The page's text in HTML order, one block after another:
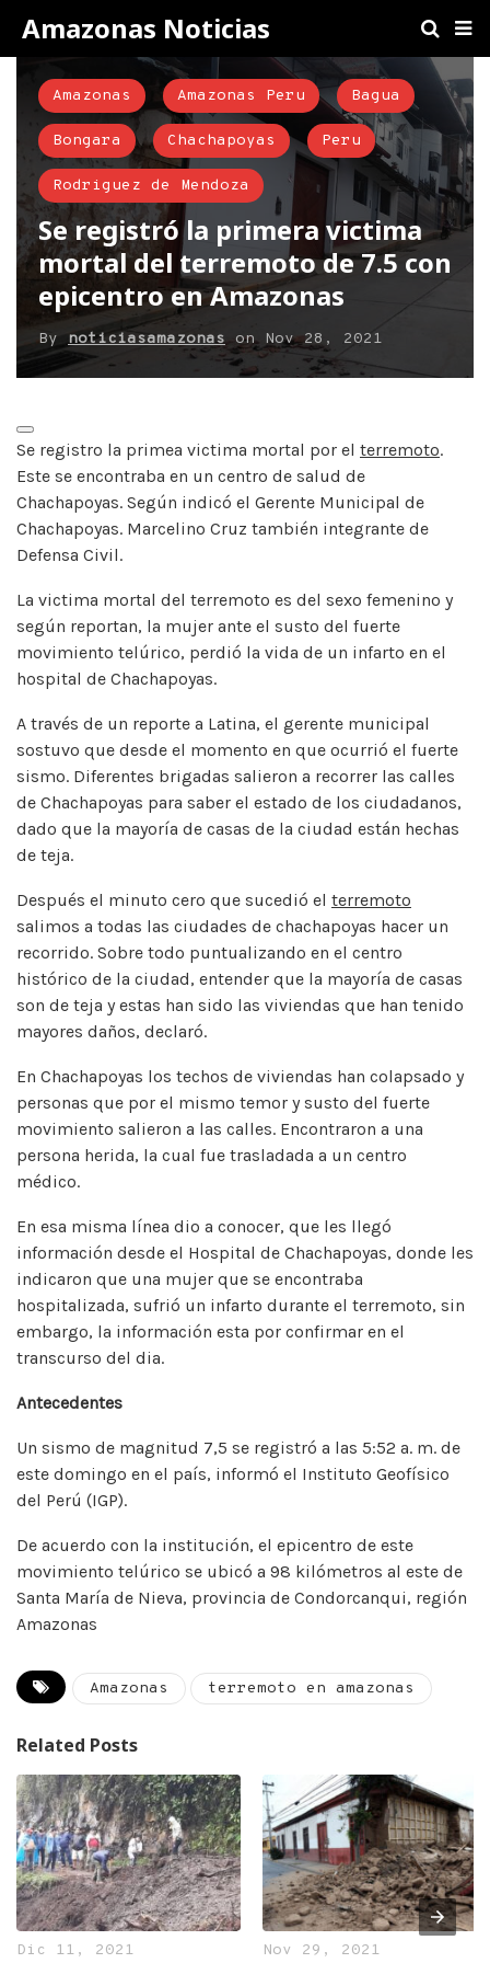
Amazonas Noticias
Amazonas Amazonas Peru Bagua
Bongara Chachapoyas Peru
Rodriguez de Mendoza
Se registró la primera victima
mortal del terremoto de 7.5 con
epicentro en Amazonas
Bynoticiasamazonas on Nov 28, 2021
Se registro la primea victima mortal por el terremoto.
Este se encontraba en un centro de salud de
Chachapoyas. Según indicó el Gerente Municipal de
Chachapoyas. Marcelino Cruz también integrante de
Defensa Civil.
La victima mortal del terremoto es del sexo femenino y
según reportan, la mujer ante el susto del fuerte
movimiento telúrico, perdió la vida de un infarto en el
hospital de Chachapoyas.
A través de un reporte a Latina, el gerente municipal
sostuvo que desde el momento en que ocurrió el fuerte
sismo. Diferentes brigadas salieron a recorrer las calles
de Chachapoyas para saber el estado de los ciudadanos,
dado que la mayoría de casas de la ciudad están hechas
de teja.
Después el minuto cero que sucedió el terremoto
salimos a todas las ciudades de chachapoyas hacer un
recorrido. Sobre todo puntualizando en el centro
histórico de la ciudad, entender que la mayoría de casas
son de teja y estas han sido las viviendas que han tenido
mayores daños, declaró.
En Chachapoyas los techos de viviendas han colapsado y
personas que por el mismo temor y susto del fuerte
movimiento salieron a las calles. Encontraron a una
persona herida, la cual fue trasladada a un centro
médico.
En esa misma línea dio a conocer, que les llegó
información desde el Hospital de Chachapoyas, donde les
indicaron que una mujer que se encontraba
hospitalizada, sufrió un infarto durante el terremoto, sin
embargo, la información esta por confirmar en el
transcurso del dia.
Antecedentes
Un sismo de magnitud 7,5 se registró a las 5:52 a. m. de
este domingo en el país, informó el Instituto Geofísico
del Perú (IGP).
De acuerdo con la institución, el epicentro de este
movimiento telúrico se ubicó a 98 kilómetros al este de
Santa María de Nieva, provincia de Condorcanqui, región
Amazonas
Amazonas terremoto en amazonas
Related Posts
Dic 11, 2021 Nov 29, 2021